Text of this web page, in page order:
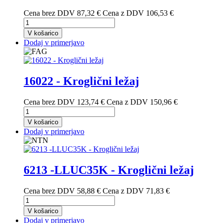
Cena brez DDV 87,32 € Cena z DDV 106,53 €
V košarico
Dodaj v primerjavo
16022 - Kroglični ležaj
Cena brez DDV 123,74 € Cena z DDV 150,96 €
V košarico
Dodaj v primerjavo
6213 -LLUC35K - Kroglični ležaj
Cena brez DDV 58,88 € Cena z DDV 71,83 €
V košarico
Dodaj v primerjavo